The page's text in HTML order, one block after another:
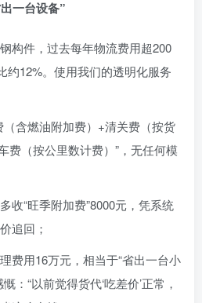
一台设备”
构件，过去每年物流费用超200
约12%。使用我们的透明化服务
（含燃油附加费）+清关费（按货
费（按公里数计费）”，无任何模
收“旺季附加费”8000元，凭系统
追回；
费用16万元，相当于“省出一台小
：“以前觉得货代‘吃差价’正常，